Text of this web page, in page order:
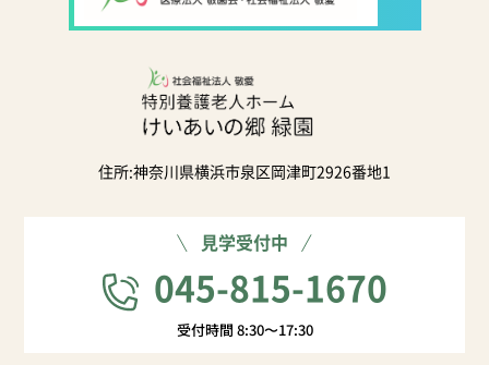
住所:神奈川県横浜市泉区岡津町2926番地1
見学受付中
045-815-1670
受付時間 8:30〜17:30